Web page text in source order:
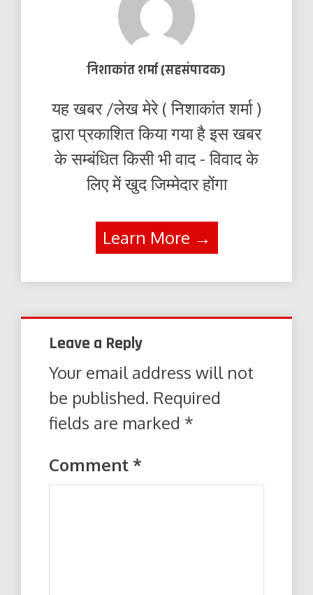
निशाकांत शर्मा (सहसंपादक)
यह खबर /लेख मेरे ( निशाकांत शर्मा )
द्वारा प्रकाशित किया गया है इस खबर
के सम्बंधित किसी भी वाद - विवाद के
लिए में खुद जिम्मेदार होंगा
Learn More →
Leave a Reply
Your email address will not
be published. Required
fields are marked *
Comment *